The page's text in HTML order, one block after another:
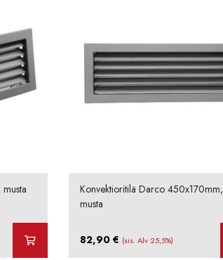
Konvektioritilä Darco 450x170mm,
musta
82,90 € (sis. Alv 25,5%)